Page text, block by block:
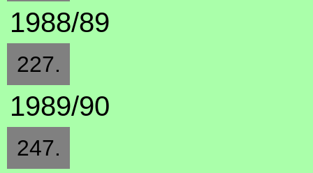
1988/89
227.
1989/90
247.